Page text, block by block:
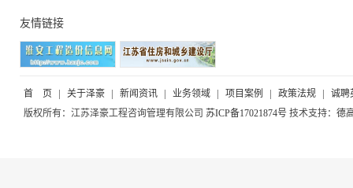
友情链接
首 页 关于泽豪 新闻资讯 业务领域 项目案例 政策法规
诚聘
版权所有：江苏泽豪工程咨询管理有限公司 苏ICP备17021874号 技术支持： 德